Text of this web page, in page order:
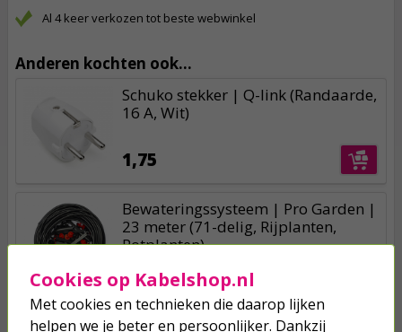
Al 4 keer verkozen tot beste webwinkel
Anderen kochten ook...
Schuko stekker | Q-link (Randaarde,
16 A, Wit)
1,75
Bewateringssysteem | Pro Garden |
23 meter (71-delig, Rijplanten,
Potplanten)
8,95
Emmer | Talen Tools | 12 liter
Cookies op Kabelshop.nl
Met cookies en technieken die daarop lijken
helpen we je beter en persoonlijker. Dankzij